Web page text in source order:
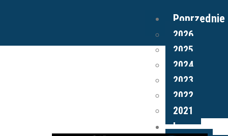
2026
2025
2024
2023
2022
2021
Inne od
Home